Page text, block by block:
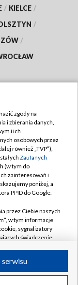
/ KIELCE /
/
/
likwidacji
zgody na
i zbierania danych,
i ich
osobowych przez
również „TVP”),
Zaufanych
(w tym do
zainteresowań i
poniżej, a
PPID do Google.
przez Ciebie naszych
w tym informacje
sygnalizatory
świadczenie
przez Ciebie